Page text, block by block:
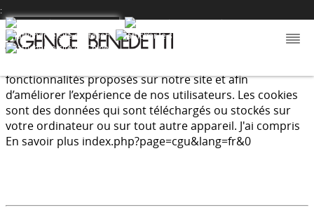
fonctionnalités proposés sur notre site et afin
d’améliorer l’expérience de nos utilisateurs. Les cookies
sont des données qui sont téléchargés ou stockés sur
votre ordinateur ou sur tout autre appareil. J'ai compris
En savoir plus index.php?page=cgu&lang=fr&0
: